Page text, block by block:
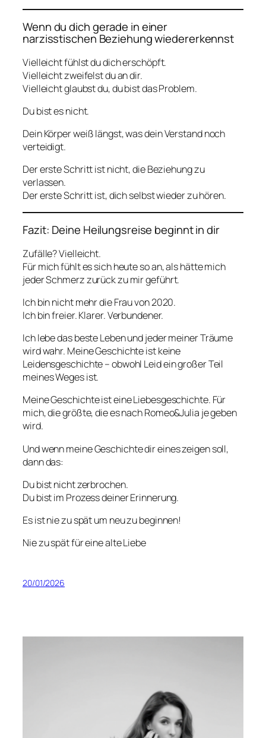
Wenn du dich gerade in einer
narzisstischen Beziehung wiedererkennst
Vielleicht fühlst du dich erschöpft.
Vielleicht zweifelst du an dir.
Vielleicht glaubst du, du bist das Problem.
Du bist es nicht.
Dein Körper weiß längst, was dein Verstand noch
verteidigt.
Der erste Schritt ist nicht, die Beziehung zu
verlassen.
Der erste Schritt ist, dich selbst wieder zu hören.
Fazit: Deine Heilungsreise beginnt in dir
Zufälle? Vielleicht.
Für mich fühlt es sich heute so an, als hätte mich
jeder Schmerz zurück zu mir geführt.
Ich bin nicht mehr die Frau von 2020.
Ich bin freier. Klarer. Verbundener.
Ich lebe das beste Leben und jeder meiner Träume
wird wahr. Meine Geschichte ist keine
Leidensgeschichte – obwohl Leid ein großer Teil
meines Weges ist.
Meine Geschichte ist eine Liebesgeschichte. Für
mich, die größte, die es nach Romeo&Julia je geben
wird.
Und wenn meine Geschichte dir eines zeigen soll,
dann das:
Du bist nicht zerbrochen.
Du bist im Prozess deiner Erinnerung.
Es ist nie zu spät um neu zu beginnen!
Nie zu spät für eine alte Liebe
20/01/2026